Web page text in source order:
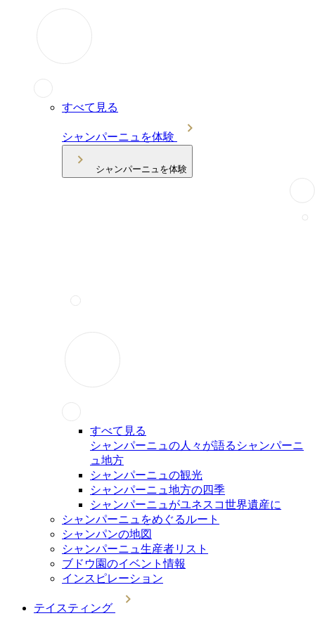
すべて見る
シャンパーニュを体験
シャンパーニュを体験
すべて見る
シャンパーニュの人々が語るシャンパーニ
ュ地方
シャンパーニュの観光
シャンパーニュ地方の四季
シャンパーニュがユネスコ世界遺産に
シャンパーニュをめぐるルート
シャンパンの地図
シャンパーニュ生産者リスト
ブドウ園のイベント情報
インスピレーション
テイスティング